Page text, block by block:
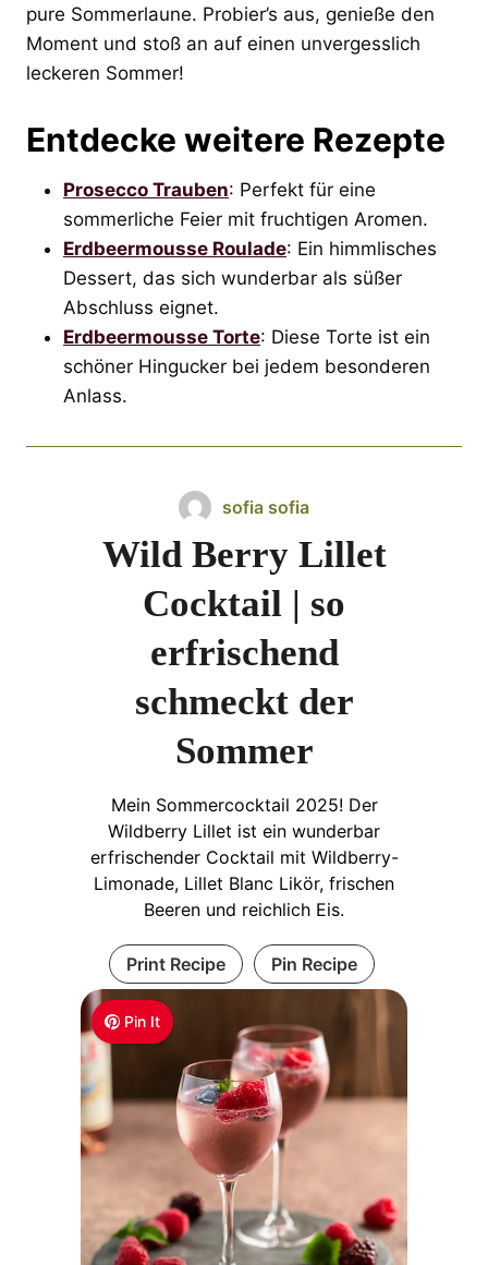
pure Sommerlaune. Probier’s aus, genieße den
Moment und stoß an auf einen unvergesslich
leckeren Sommer!
Entdecke weitere Rezepte
Prosecco Trauben: Perfekt für eine
sommerliche Feier mit fruchtigen Aromen.
Erdbeermousse Roulade: Ein himmlisches
Dessert, das sich wunderbar als süßer
Abschluss eignet.
Erdbeermousse Torte: Diese Torte ist ein
schöner Hingucker bei jedem besonderen
Anlass.
Pin It
sofia sofia
Wild Berry Lillet
Cocktail | so
erfrischend
schmeckt der
Sommer
Mein Sommercocktail 2025! Der
Wildberry Lillet ist ein wunderbar
erfrischender Cocktail mit Wildberry-
Limonade, Lillet Blanc Likör, frischen
Beeren und reichlich Eis.
Print Recipe Pin Recipe